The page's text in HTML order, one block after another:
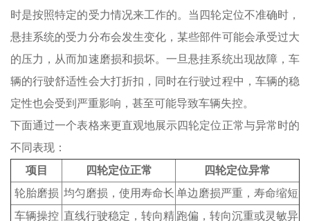
时是按照特定的受力情况来工作的。当四轮定位不准确时，
悬挂系统的受力分布会发生变化，某些部件可能会承受过大
的压力，从而加速磨损和损坏。一旦悬挂系统出现故障，车
辆的行驶舒适性会大打折扣，同时在行驶过程中，车辆的稳
定性也会受到严重影响，甚至可能导致车辆失控。
下面通过一个表格来更直观地展示四轮定位正常与异常时的
不同表现：
项目
四轮定位正常
四轮定位异常
轮胎磨损 均匀磨损，使用寿命长 单边磨损严重，寿命缩短
车辆操控 直线行驶稳定，转向精 跑偏，转向沉重或灵敏异